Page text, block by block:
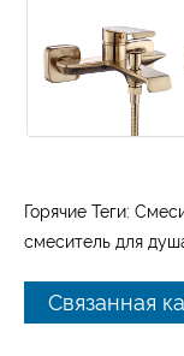
Горячие Теги:
смеситель для
Связанная